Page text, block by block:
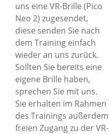
uns eine VR-Brille (Pico
Neo 2) zugesendet,
diese senden Sie nach
dem Training einfach
wieder an uns zurück.
Sollten Sie bereits eine
eigene Brille haben,
sprechen Sie mit uns.
Sie erhalten im Rahmen
des Trainings außerdem
freien Zugang zu der VR-